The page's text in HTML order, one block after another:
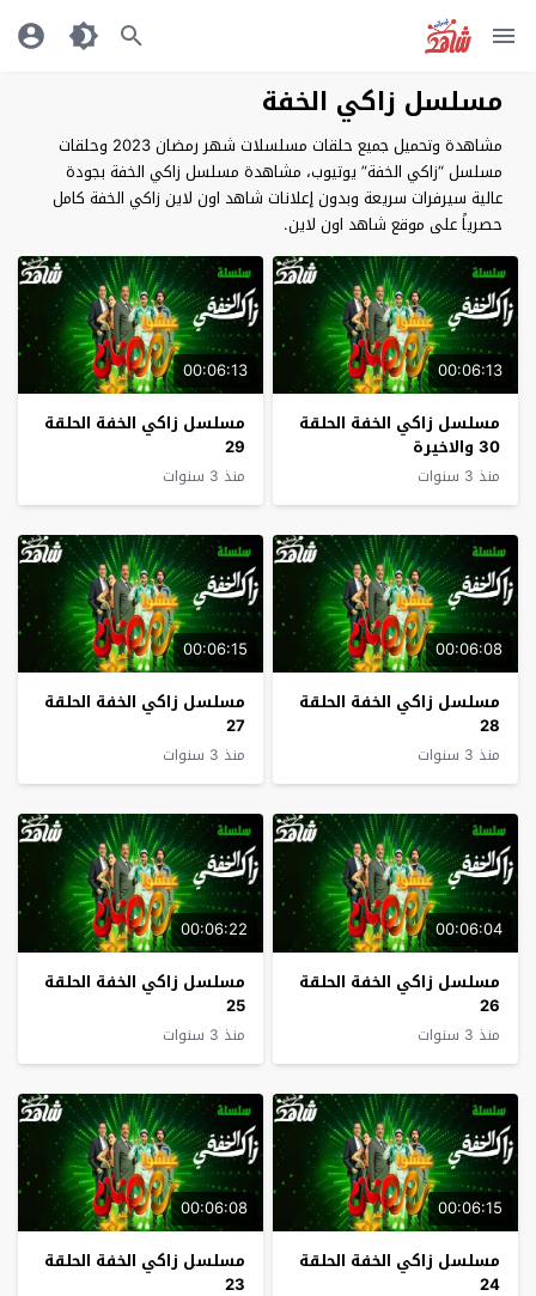
مسلسل زاكي الخفة
مشاهدة وتحميل جميع حلقات مسلسلات شهر رمضان 2023 وحلقات
مسلسل “زاكي الخفة” يوتيوب، مشاهدة مسلسل زاكي الخفة بجودة
عالية سيرفرات سريعة وبدون إعلانات شاهد اون لاين زاكي الخفة كامل
حصرياً على موقع شاهد اون لاين.
00:06:13
مسلسل زاكي الخفة الحلقة
30 والاخيرة
منذ 3 سنوات
00:06:13
مسلسل زاكي الخفة الحلقة
29
منذ 3 سنوات
00:06:08
مسلسل زاكي الخفة الحلقة
28
منذ 3 سنوات
00:06:15
مسلسل زاكي الخفة الحلقة
27
منذ 3 سنوات
00:06:04
مسلسل زاكي الخفة الحلقة
26
منذ 3 سنوات
00:06:22
مسلسل زاكي الخفة الحلقة
25
منذ 3 سنوات
00:06:15
مسلسل زاكي الخفة الحلقة
24
00:06:08
مسلسل زاكي الخفة الحلقة
23